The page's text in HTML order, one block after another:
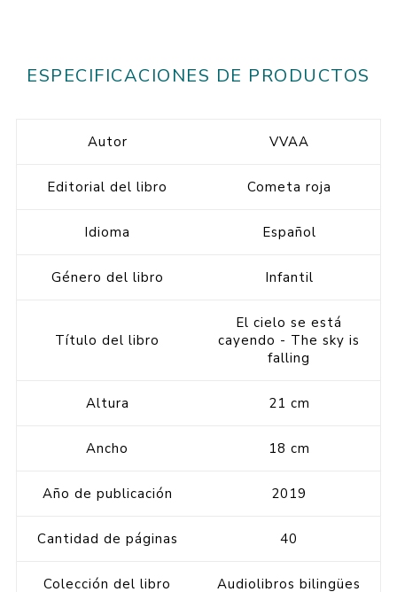
ESPECIFICACIONES DE PRODUCTOS
Autor VVAA
Editorial del libro Cometa roja
Idioma Español
Género del libro Infantil
Título del libro
El cielo se está
cayendo - The sky is
falling
Altura 21 cm
Ancho 18 cm
Año de publicación 2019
Cantidad de páginas 40
Colección del libro Audiolibros bilingües